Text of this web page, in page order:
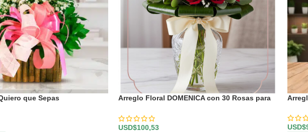
que Sepas
Arreglo Floral DOMENICA con 30 Rosas para
USD$100,53 USD$